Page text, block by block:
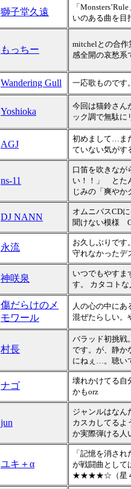
獅子堂久遠
「
いのある曲を目
もっちー
mitchelとの合
感全開の哀愁系
Wandering Gull 一応歌ものです
Yoshioka
今回は猫鈴さん
ック調で無駄に
AGJ
初めまして…ま
ていない気がす
ns-11
口笛を吹きなが
い！！」 とた
じみの「爽や
DJ NANN
オムニバスCD
聞けない模様
永流
お久しぶりです
守れなかったデ
神咲泉
いつでもやすま
す。 カタコト
傷だらけのメ
モワール
人の心の中に
混ぜたらしい
村長
バラッド初挑戦
です。が、静か
にねぇ…。聴い
ナゴ
壊れかけてる
かもorz
jun
ジャンルはなん
カスカしてるよ
か実際弾ける人
ユキ＋α
「記憶を消さ
が戦闘曲として
★★★★☆（星４